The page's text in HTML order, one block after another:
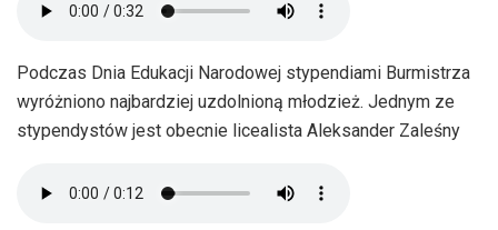
Podczas Dnia Edukacji Narodowej stypendiami Burmistrza
wyróżniono najbardziej uzdolnioną młodzież. Jednym ze
stypendystów jest obecnie licealista Aleksander Zaleśny